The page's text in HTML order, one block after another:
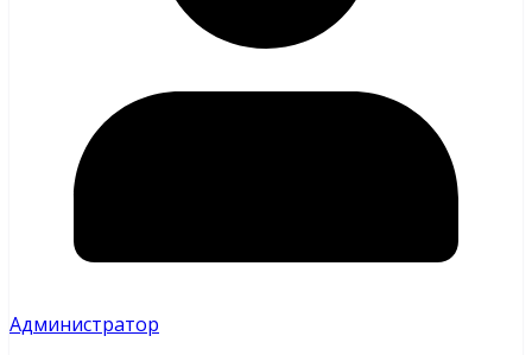
Администратор